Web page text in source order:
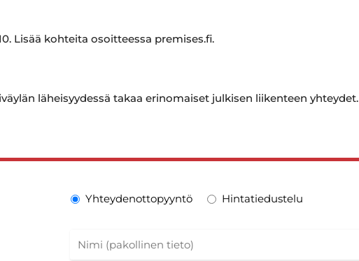
Lisää kohteita osoitteessa premises.fi.
läheisyydessä takaa erinomaiset julkisen liikenteen yhteydet.
Yhteydenottopyyntö Hintatiedustelu